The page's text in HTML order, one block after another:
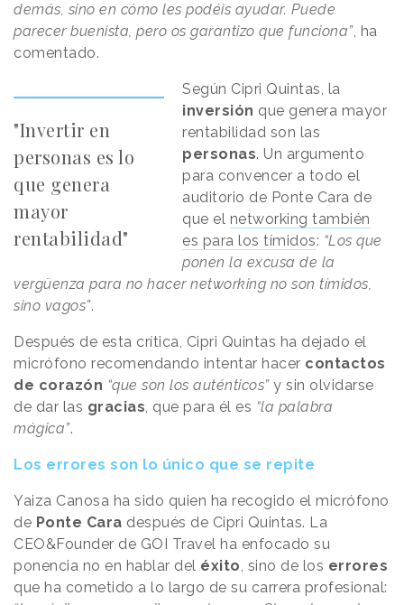
demás, sino en cómo les podéis ayudar. Puede
parecer buenista, pero os garantizo que funciona”, ha
comentado.
"Invertir en
personas es lo
que genera
mayor
rentabilidad"
Según Cipri Quintas, la
inversión que genera mayor
rentabilidad son las
personas. Un argumento
para convencer a todo el
auditorio de Ponte Cara de
que el networking también
es para los tímidos: “Los que
ponen la excusa de la
vergüenza para no hacer networking no son tímidos,
sino vagos”.
Después de esta crítica, Cipri Quintas ha dejado el
micrófono recomendando intentar hacer contactos
de corazón “que son los auténticos”y sin olvidarse
de dar las gracias, que para él es “la palabra
mágica”.
Los errores son lo único que se repite
Yaiza Canosa ha sido quien ha recogido el micrófono
de Ponte Cara después de Cipri Quintas. La
CEO&Founder de GOI Travel ha enfocado su
ponencia no en hablar del éxito, sino de los errores
que ha cometido a lo largo de su carrera profesional: